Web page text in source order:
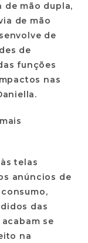
de mão dupla,
de mão
de
de
funções
nas
telas
anúncios de
das
se
na